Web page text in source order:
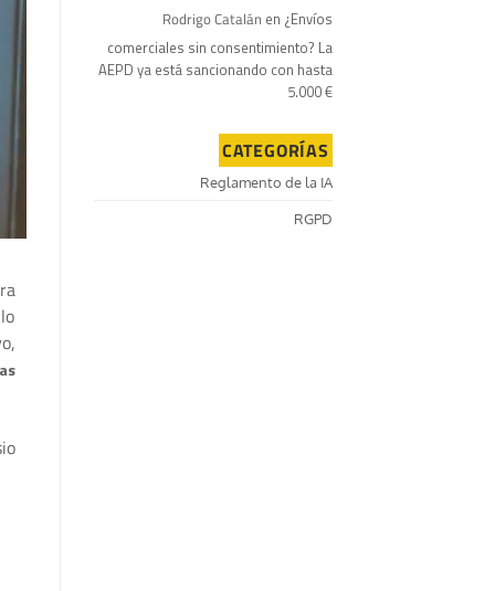
Rodrigo Catalán en ¿Envíos
comerciales sin consentimiento? La
AEPD ya está sancionando con hasta
5.000 €
CATEGORÍAS
Reglamento de la IA
RGPD